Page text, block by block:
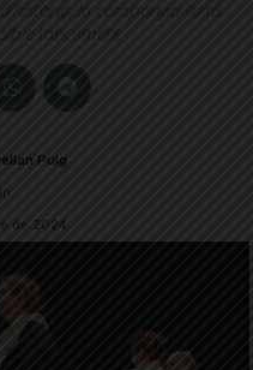
la companyia lluita
tancament
Puig
de 2024